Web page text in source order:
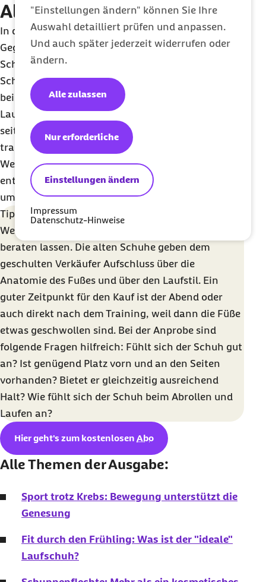
"Einstellungen ändern" können Sie Ihre
Auswahl detailliert prüfen und anpassen.
Und auch später jederzeit widerrufen oder
ändern.
Einstellungen ändern
Nur erforderliche
Alle zulassen
Impressum
Datenschutz-Hinweise
Alternative?
In den letzten Jahren haben sich als
Gegenbewegung zu den stark gedämpften
Schuhen immer mehr die sogenannten Barfuß-
Schuhe etabliert. Möhlendick empfiehlt sie
beispielsweise Anfängern, um von Beginn an die
Laufmuskulatur zu trainieren. Läufer, die schon
seit Jahren mit stark gedämpften Schuhen
trainieren, sollten bei einem gewünschten
Wechsel allerdings behutsam und mit einer
entsprechenden Trainingsumstellung vorgehen,
um eine Überbelastung zu vermeiden.
Tipps für den Kauf:
Wer unsicher ist, sollte sich im Fachgeschäft
beraten lassen. Die alten Schuhe geben dem
geschulten Verkäufer Aufschluss über die
Anatomie des Fußes und über den Laufstil. Ein
guter Zeitpunkt für den Kauf ist der Abend oder
auch direkt nach dem Training, weil dann die Füße
etwas geschwollen sind. Bei der Anprobe sind
folgende Fragen hilfreich: Fühlt sich der Schuh gut
an? Ist genügend Platz vorn und an den Seiten
vorhanden? Bietet er gleichzeitig ausreichend
Halt? Wie fühlt sich der Schuh beim Abrollen und
Laufen an?
Hier geht's zum kostenlosen Abo
Alle Themen der Ausgabe:
Sport trotz Krebs: Bewegung unterstützt die
Genesung
Fit durch den Frühling: Was ist der "ideale"
Laufschuh?